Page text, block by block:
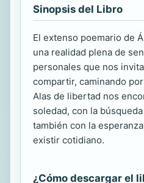
Sinopsis del Libro
El extenso poemario de
una realidad plena de
personales que nos
compartir, caminando
Alas de libertad nos
soledad, con la
también con la
existir cotidiano.
¿Cómo descargar el